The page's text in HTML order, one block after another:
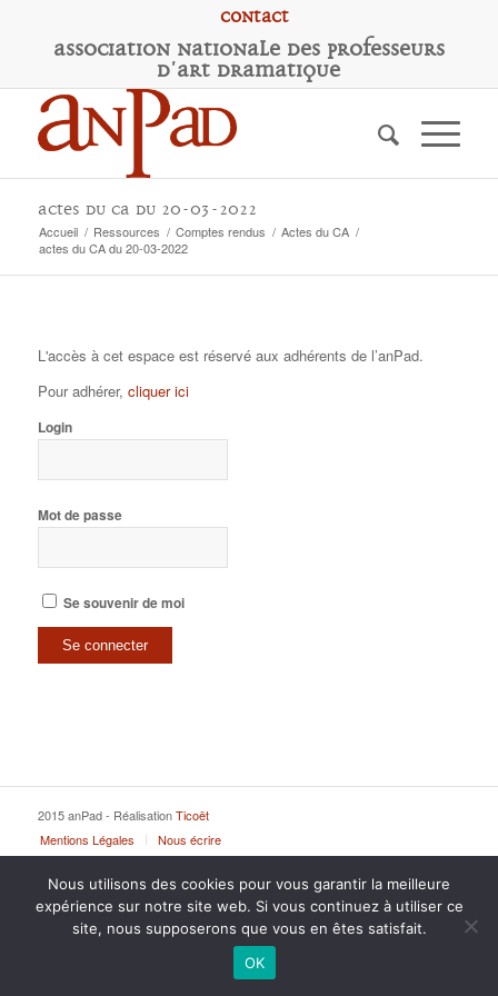
Contact
Association Nationale des Professeurs
d'Art Dramatique
actes du CA du 20-03-2022
Accueil / Ressources / Comptes rendus / Actes du CA /
actes du CA du 20-03-2022
L'accès à cet espace est réservé aux adhérents de l’anPad.
Pour adhérer, cliquer ici
Login
Mot de passe
Se souvenir de moi
2015 anPad - RéalisationTicoët
Mentions Légales
Nous écrire
Nous utilisons des cookies pour vous garantir la meilleure
expérience sur notre site web. Si vous continuez à utiliser ce
site, nous supposerons que vous en êtes satisfait.
OK